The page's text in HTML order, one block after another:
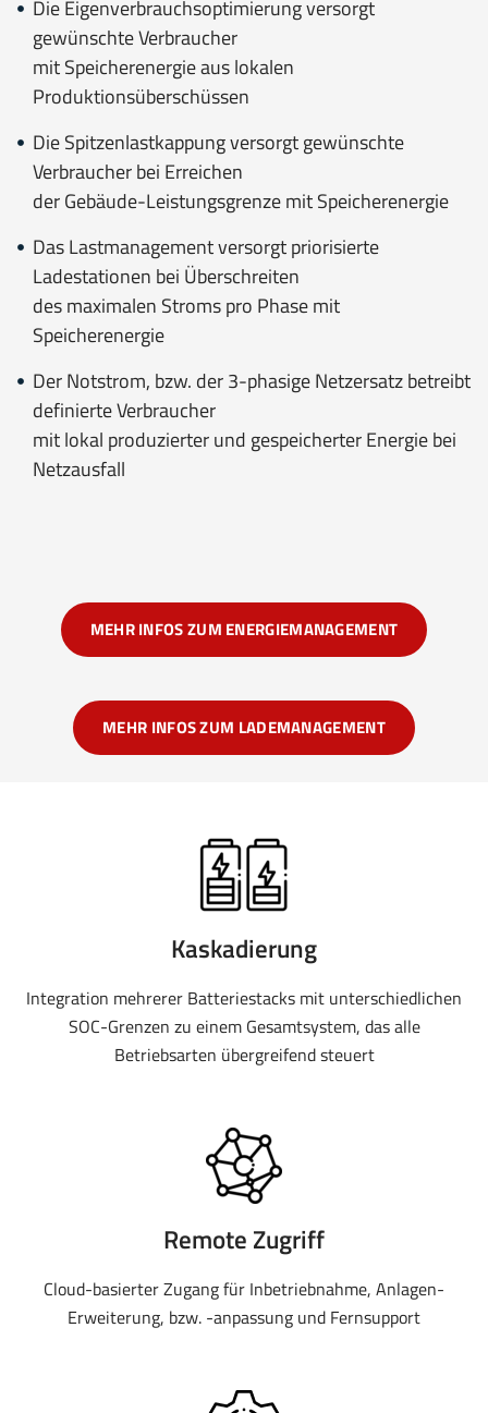
Die Eigenverbrauchsoptimierung versorgt
gewünschte Verbraucher
mit Speicherenergie aus lokalen
Produktionsüberschüssen
Die Spitzenlastkappung versorgt gewünschte
Verbraucher bei Erreichen
der Gebäude-Leistungsgrenze mit Speicherenergie
Das Lastmanagement versorgt priorisierte
Ladestationen bei Überschreiten
des maximalen Stroms pro Phase mit
Speicherenergie
Der Notstrom, bzw. der 3-phasige Netzersatz betreibt
definierte Verbraucher
mit lokal produzierter und gespeicherter Energie bei
Netzausfall
MEHR INFOS ZUM ENERGIEMANAGEMENT
MEHR INFOS ZUM LADEMANAGEMENT
Kaskadierung
Integration mehrerer Batteriestacks mit unterschiedlichen
SOC-Grenzen zu einem Gesamtsystem, das alle
Betriebsarten übergreifend steuert
Remote Zugriff
Cloud-basierter Zugang für Inbetriebnahme, Anlagen-
Erweiterung, bzw. -anpassung und Fernsupport